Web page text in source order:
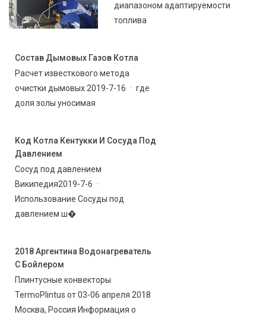
диапазоном адаптируемости
топлива
Состав Дымовых Газов Котла
Расчет известкового метода
очистки дымовых 2019-7-16 · где
доля золы уносимая
Код Котла Кентукки И Сосуда Под
Давлением
Сосуд под давлением
Википедия2019-7-6 ·
Использование Сосуды под
давлением ш�
2018 Аргентина Водонагреватель
С Бойлером
Плинтусные конвекторы
TermoPlintus от 03-06 апреля 2018
Москва, Россия Информация о